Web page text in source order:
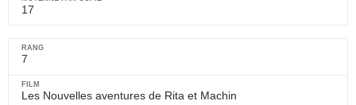
17
7
Les Nouvelles aventures de Rita et Machin